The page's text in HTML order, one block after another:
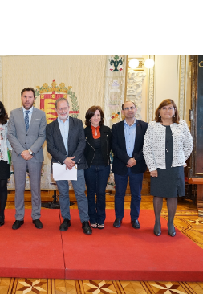
aplicación
externa.
aplicación
externa.